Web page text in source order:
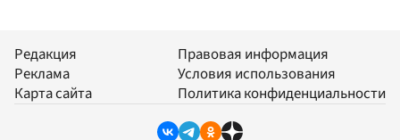
Редакция
Реклама
Карта сайта
Правовая информация
Условия использования
Политика конфиденциальности